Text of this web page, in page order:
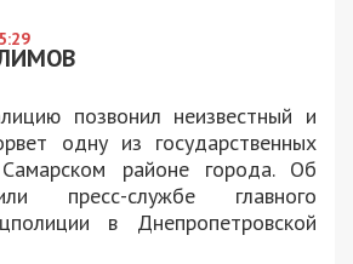
позвонил неизвестный и
одну из государственных
районе города. Об
пресс-службе главного
в Днепропетровской